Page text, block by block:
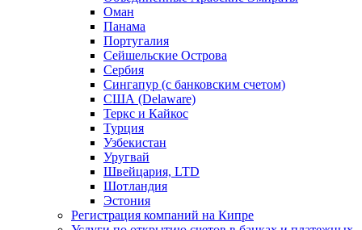
Оман
Панама
Португалия
Сейшельские Острова
Сербия
Сингапур (c банковским счетом)
США (Delaware)
Теркс и Кайкос
Турция
Узбекистан
Уругвай
Швейцария, LTD
Шотландия
Эстония
Регистрация компаний на Кипре